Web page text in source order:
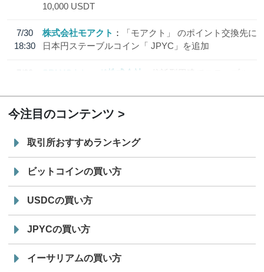
10,000 USDT
7/30
18:30
株式会社モアクト
「モアクト」 のポイント交換先に
日本円ステーブルコイン「 JPYC」を追加
7/29
SBI VCトレード株式会社
信託型円建てステーブル
今注目のコンテンツ
取引所おすすめランキング
ビットコインの買い方
USDCの買い方
JPYCの買い方
イーサリアムの買い方